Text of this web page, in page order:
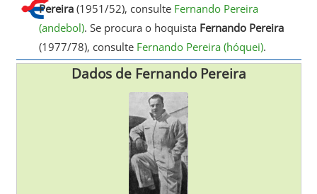
Pereira (1951/52), consulte Fernando Pereira
(andebol). Se procura o hoquista Fernando Pereira
(1977/78), consulte Fernando Pereira (hóquei).
Dados de Fernando Pereira